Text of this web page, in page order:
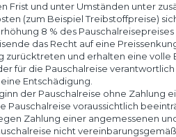
Frist und unter Umständen unter
(zum Beispiel Treibstoffpreise)
8 % des
das Recht auf eine
zurücktreten und erhalten eine
für die Pauschalreise
Entschädigung.
der Pauschalreise ohne
voraussichtlich
Zahlung einer angemessenen
nicht